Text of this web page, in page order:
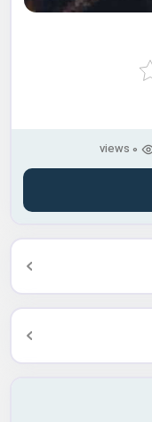
0 views